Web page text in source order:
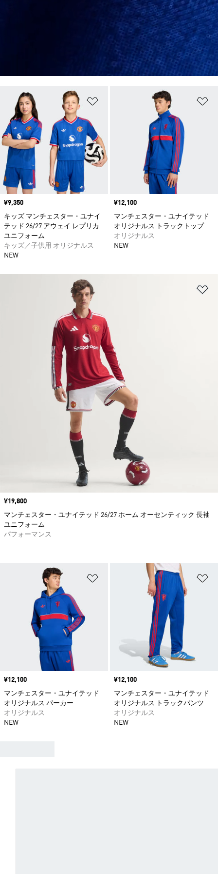
ほしいものリストに追加
価格
¥9,350
キッズ マンチェスター・ユナイ
テッド 26/27 アウェイ レプリカ
ユニフォーム
キッズ／子供用 オリジナルス
NEW
価格
¥12,100
マンチェスター・ユナイテッド
オリジナルス トラックトップ
オリジナルス
NEW
ほしいものリストに追加
価格
¥12,100
マンチェスター・ユナイテッド
オリジナルス パーカー
オリジナルス
NEW
価格
¥12,100
マンチェスター・ユナイテッド
オリジナルス トラックパンツ
オリジナルス
NEW
価格
¥19,800
マンチェスター・ユナイテッド 26/27 ホーム オーセンティック 長袖
ユニフォーム
パフォーマンス